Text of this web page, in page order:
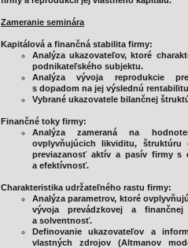
Zameranie seminára
Kapitálová a finančná stabilita firmy:
Analýza ukazovateľov, ktoré
podnikateľského subjektu.
Analýza vývoja reprodukcie
s dopadom na jej výslednú rentabilitu
Vybrané ukazovatele bilančnej
Finančné toky firmy:
Analýza zameraná na
ovplyvňujúcich likviditu,
previazanosť aktív a pasív firmy s
a efektívnosť.
Charakteristika udržateľného rastu firmy:
Analýza parametrov, ktoré
vývoja prevádzkovej a
a solventnosť.
Definovanie ukazovateľov a
vlastných zdrojov (Altmanov